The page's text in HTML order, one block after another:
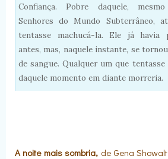
Confiança. Pobre daquele,
Senhores do Mundo Subterrâneo,
tentasse machucá-la. Ele já havia
antes, mas, naquele instante, se
de sangue. Qualquer um que
daquele momento em diante morreria.
A noite mais sombria, de Gena